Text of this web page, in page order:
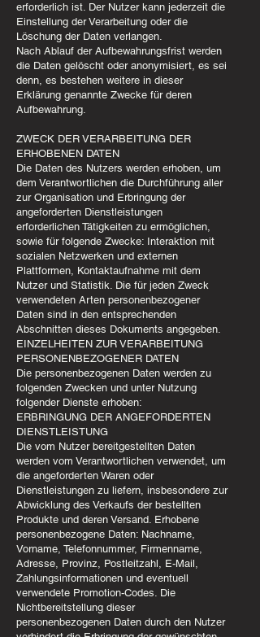
erforderlich ist. Der Nutzer kann jederzeit die
Einstellung der Verarbeitung oder die
Löschung der Daten verlangen.
Nach Ablauf der Aufbewahrungsfrist werden
die Daten gelöscht oder anonymisiert, es sei
denn, es bestehen weitere in dieser
Erklärung genannte Zwecke für deren
Aufbewahrung.
ZWECK DER VERARBEITUNG DER
ERHOBENEN DATEN
Die Daten des Nutzers werden erhoben, um
dem Verantwortlichen die Durchführung aller
zur Organisation und Erbringung der
angeforderten Dienstleistungen
erforderlichen Tätigkeiten zu ermöglichen,
sowie für folgende Zwecke: Interaktion mit
sozialen Netzwerken und externen
Plattformen, Kontaktaufnahme mit dem
Nutzer und Statistik. Die für jeden Zweck
verwendeten Arten personenbezogener
Daten sind in den entsprechenden
Abschnitten dieses Dokuments angegeben.
EINZELHEITEN ZUR VERARBEITUNG
PERSONENBEZOGENER DATEN
Die personenbezogenen Daten werden zu
folgenden Zwecken und unter Nutzung
folgender Dienste erhoben:
ERBRINGUNG DER ANGEFORDERTEN
DIENSTLEISTUNG
Die vom Nutzer bereitgestellten Daten
werden vom Verantwortlichen verwendet, um
die angeforderten Waren oder
Dienstleistungen zu liefern, insbesondere zur
Abwicklung des Verkaufs der bestellten
Produkte und deren Versand. Erhobene
personenbezogene Daten: Nachname,
Vorname, Telefonnummer, Firmenname,
Adresse, Provinz, Postleitzahl, E-Mail,
Zahlungsinformationen und eventuell
verwendete Promotion-Codes. Die
Nichtbereitstellung dieser
personenbezogenen Daten durch den Nutzer